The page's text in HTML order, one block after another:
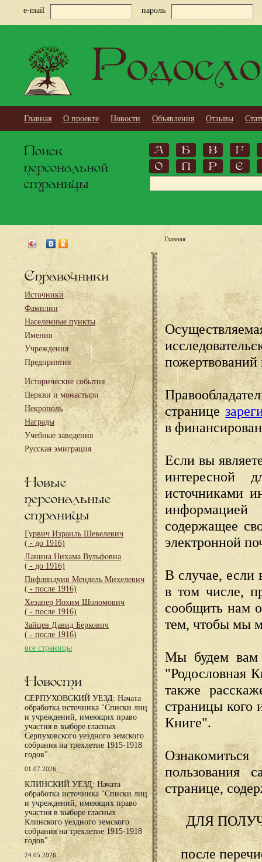
e-mail пароль
Главная О проекте Новости Объявления Отзывы
Поиск
персональной
страницы
А Б В
Г
О
П Р С
Справочники
Источники
Фамилии
Населенные пункты
Имения
Учреждения
Предприятия
Исторические события
Церкви и монастыри
Некрополь
Награды
Учебные заведения
Русская эмиграция
Новые
персональные
страницы
Гурвич Израиль Шевелевич
( - до 1916)
Ланина Нихама Вульфовна
( - до 1916)
Пифляндчив Мендель Михелевич
( - после 1916)
Хезанер Нохим Шоломович
( - после 1916)
Зайцев Давид Беркович
( - после 1916)
все страницы
Новости
СЕРПУХОВСКИЙ УЕЗД: Начата
обработка источника "Списки лиц
и учреждений, имеющих право
участия в выборе гласных
Серпуховского уездного земского
собрания на трехлетие 1915-1918
годов".
01.07.2026
КЛИНСКИЙ УЕЗД: Начата
обработка источника "Списки лиц
и учреждений, имеющих право
участия в выборе гласных
Клинского уездного земского
собрания на трехлетие 1915-1918
годов".
24.05.2026
Главная
пожертвований
странице
в
Если вы
интересной
источниками
содержащее
электронной
В случае, если
в том числе,
сообщить нам
тем, чтобы мы
Мы будем вам
"Родословная
также
страницы кого
Книге".
пользования
странице,
ДЛЯ
после